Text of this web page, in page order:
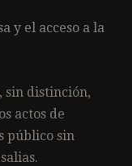
y el acceso a la
sin distinción,
actos de
público sin